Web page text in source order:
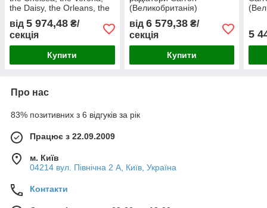
the Daisy, the Orleans, the
від 5 974,48 ₴/
секція
Купити
(Великобританія)
від 6 579,38₴/
секція
Купити
5
Про нас
83% позитивних з 6 відгуків за рік
Працює з 22.09.2009
м. Київ
04214 вул. Північна 2 А, Київ, Україна
Контакти